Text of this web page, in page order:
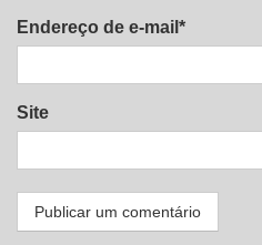
Endereço de e-mail*
Site